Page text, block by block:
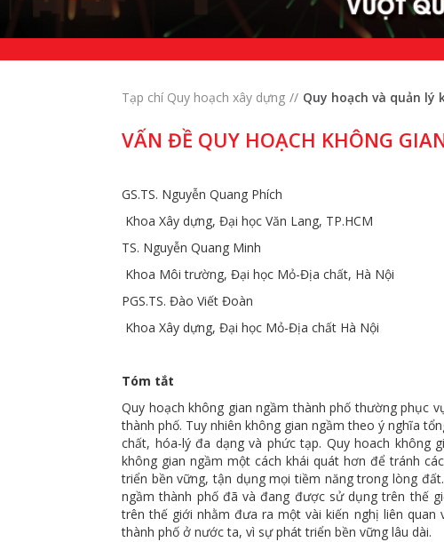
Tạp chí Quy hoạch xây dựng Quy hoạch và quản lý
VẤN ĐỀ QUY HOẠCH KHÔNG
GS.TS. Nguyễn Quang Phích
Khoa Xây dựng, Đại học Văn Lang, TP.HCM
TS. Nguyễn Quang Minh
Khoa Môi trường, Đại học Mỏ-Địa chất, Hà Nội
PGS.TS. Đào Viết Đoàn
Khoa Xây dựng, Đại học Mỏ-Địa chất Hà Nội
Tóm tắt
Quy hoạch không gian ngầm thành phố thường phục
thành phố. Tuy nhiên không gian ngầm theo ý nghĩa
chất, hóa-lý đa dạng và phức tạp. Quy hoach không
không gian ngầm một cách khái quát hơn để tránh
triển bền vững, tận dụng mọi tiềm năng trong lòng
ngầm thành phố đã và đang được sử dụng trên thế
trên thế giới nhằm đưa ra một vài kiến nghị liên
thành phố ở nước ta, vì sự phát triển bền vững lâu dài.